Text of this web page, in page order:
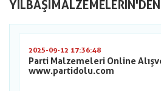
2025-09-12 17:36:48
Parti Malzemeleri Online
www.partidolu.com